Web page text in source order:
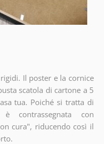
Il poster e la cornice
scatola di cartone a 5
tua. Poiché si tratta di
contrassegnata con
cura", riducendo così il